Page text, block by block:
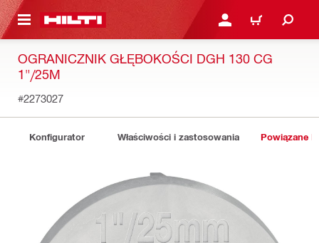
GŁÓWNEJ ZALOGUJ SIĘ LUB
KOSZYK
OGRANICZNIK GŁĘBOKOŚCI DGH 130 CG
1"/25M
#2273027
Konfigurator Właściwości i zastosowania Powiązane